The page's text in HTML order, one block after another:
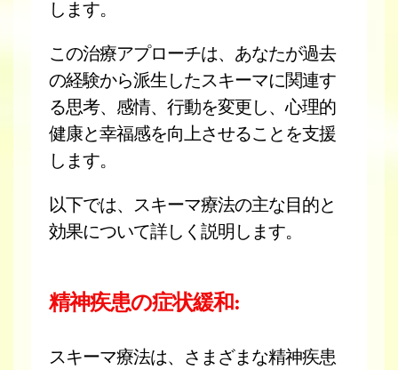
します。
この治療アプローチは、あなたが過去
の経験から派生したスキーマに関連す
る思考、感情、行動を変更し、心理的
健康と幸福感を向上させることを支援
します。
以下では、スキーマ療法の主な目的と
効果について詳しく説明します。
精神疾患の症状緩和:
スキーマ療法は、さまざまな精神疾患